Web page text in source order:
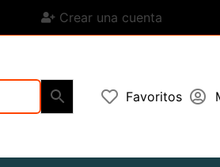
Crear una cuenta
Favoritos